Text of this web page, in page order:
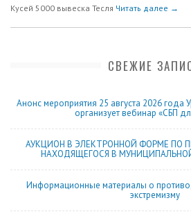
Кусей 5000 вывеска Тесля Читать далее →
СВЕЖИЕ
Анонс мероприятия 25 августа 2026 года
организует вебинар «СБП
АУКЦИОН В ЭЛЕКТРОННОЙ ФОРМЕ ПО
НАХОДЯЩЕГОСЯ В
Информационные материалы о
экстремизму